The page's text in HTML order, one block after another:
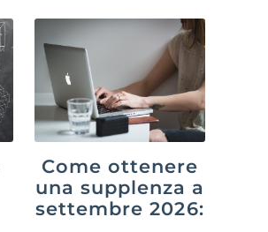
Come ottenere
una supplenza a
settembre 2026: